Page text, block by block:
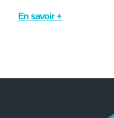
En savoir +